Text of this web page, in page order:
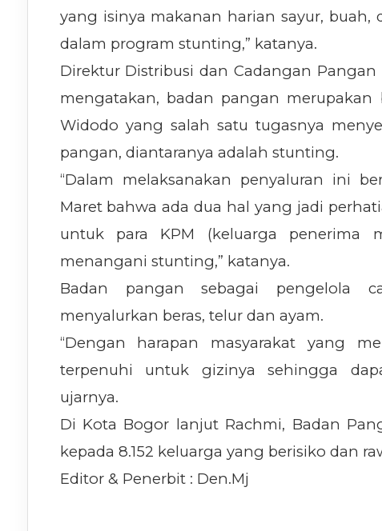
yang isinya makanan harian sayur,
dalam program stunting,” katanya.
Direktur Distribusi dan Cadangan
mengatakan, badan pangan
Widodo yang salah satu tugasnya
pangan, diantaranya adalah stunting.
“Dalam melaksanakan penyaluran ini
Maret bahwa ada dua hal yang jadi
untuk para KPM (keluarga penerima
menangani stunting,” katanya.
Badan pangan sebagai pengelola
menyalurkan beras, telur dan ayam.
“Dengan harapan masyarakat yang
terpenuhi untuk gizinya sehingga
ujarnya.
Di Kota Bogor lanjut Rachmi, Badan
kepada 8.152 keluarga yang berisiko dan
Editor & Penerbit : Den.Mj